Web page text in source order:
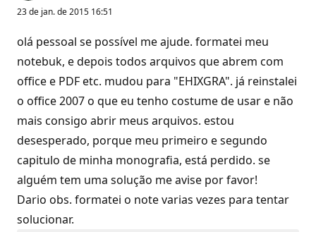
23 de jan. de 2015 16:51
olá pessoal se possível me ajude. formatei meu
notebuk, e depois todos arquivos que abrem com
office e PDF etc. mudou para "EHIXGRA". já reinstalei
o office 2007 o que eu tenho costume de usar e não
mais consigo abrir meus arquivos. estou
desesperado, porque meu primeiro e segundo
capitulo de minha monografia, está perdido. se
alguém tem uma solução me avise por favor!
Dario obs. formatei o note varias vezes para tentar
solucionar.